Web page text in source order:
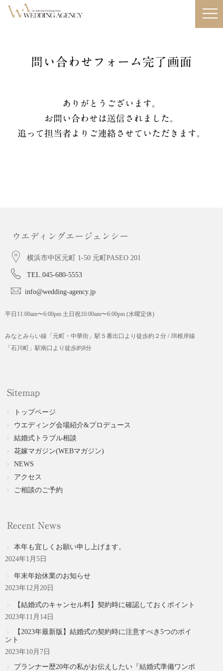
問い合わせフォーム完了画面
ありがとうございます。
お問い合わせは送信されました。
追って担当者よりご連絡させていただきます。
ウエディングエージェンシー
横浜市中区元町 1-50 元町PASEO 201
TEL.045-680-5553
info@wedding-agency.jp
平日11:00am〜6:00pm 土日祝10:00am〜6:00pm (水曜定休)
みなとみらい線「元町・中華街」駅５番出口より徒歩約２分 / JR根岸線
「石川町」駅南口より徒歩約8分
Sitemap
トップページ
ウエディング会場紹介&プロデュース
結婚式トラブル相談
花嫁マガジン(WEBマガジン)
NEWS
アクセス
ご相談のご予約
Recent News
本年も宜しくお願い申し上げます。
2024年1月5日
年末年始休業のお知らせ
2023年12月20日
【結婚式のキャンセル料】契約時に確認しておくポイント
2023年11月14日
【2023年最新版】結婚式の契約時に注意すべき5つのポイ
ント
2023年10月7日
プランナー歴20年の私がお伝えしたい『結婚式準備ワンポ